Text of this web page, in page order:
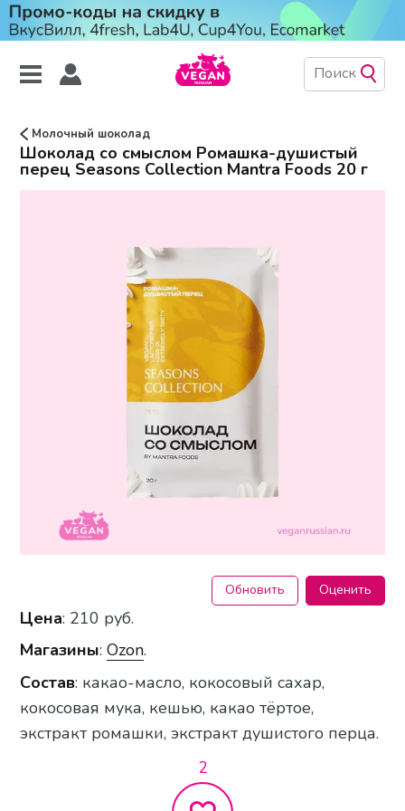
Молочный шоколад
Шоколад со смыслом Ромашка-душистый
перец Seasons Collection Mantra Foods 20 г
Обновить Оценить
Цена: 210 руб.
Магазины:Ozon.
Состав: какао-масло, кокосовый сахар,
кокосовая мука, кешью, какао тёртое,
экстракт ромашки, экстракт душистого перца.
2